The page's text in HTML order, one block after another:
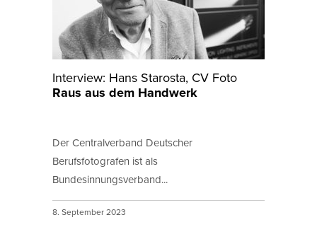
Interview: Hans Starosta, CV Foto
Raus aus dem Handwerk
Der Centralverband Deutscher
Berufsfotografen ist als
Bundesinnungsverband...
8. September 2023